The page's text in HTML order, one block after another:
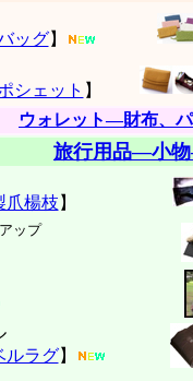
ッグ】
シェット 】
ウォレット―財布、
旅行用品―小
爪楊枝 】
ップ
ルラグ】